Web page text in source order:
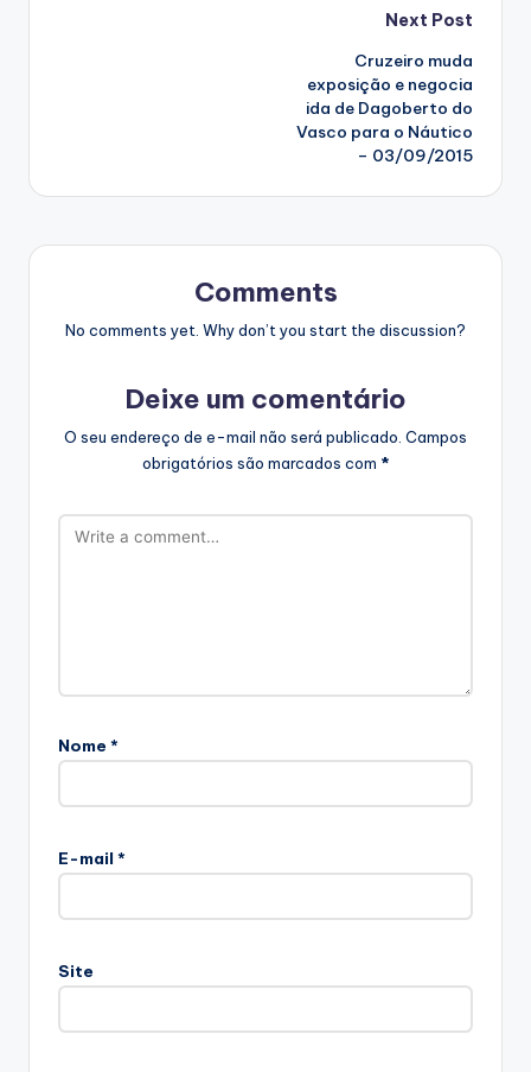
Next Post
Cruzeiro muda
exposição e negocia
ida de Dagoberto do
Vasco para o Náutico
– 03/09/2015
Comments
No comments yet. Why don’t you start the discussion?
Deixe um comentário
O seu endereço de e-mail não será publicado. Campos
obrigatórios são marcados com *
Nome *
E-mail *
Site